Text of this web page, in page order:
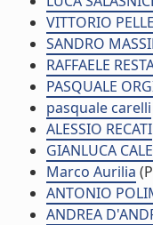
VITTORIO
SANDRO
RAFFAELE
PASQUALE
pasquale carelli
ALESSIO RECATI
GIANLUCA
Marco Aurilia
ANTONIO
ANDREA